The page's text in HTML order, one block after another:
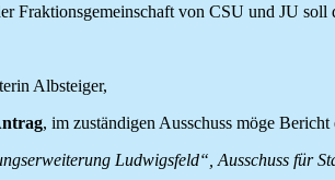
Fraktionsgemeinschaft von CSU und JU
Albsteiger,
, im zuständigen Ausschuss möge
Ludwigsfeld“, Ausschuss für